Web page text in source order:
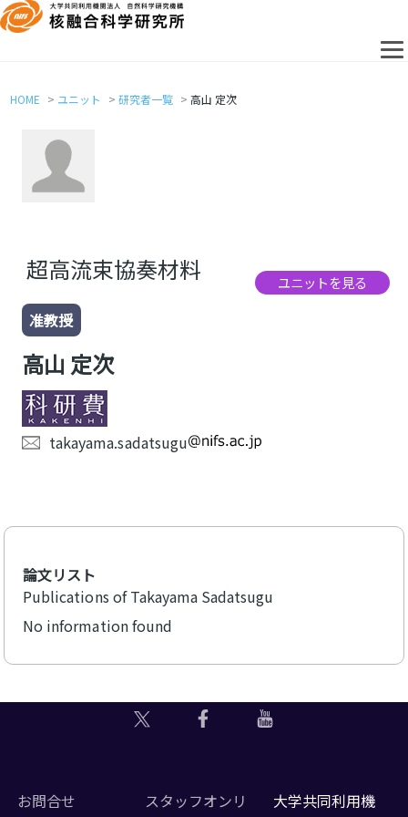
HOME ユニット 研究者一覧 高山 定次
超高流束協奏材料 ユニットを見る
准教授
高山 定次
takayama.sadatsugu
論文リスト
Publications of Takayama Sadatsugu
No information found
お問合せ
スタッフオンリ
大学共同利用機